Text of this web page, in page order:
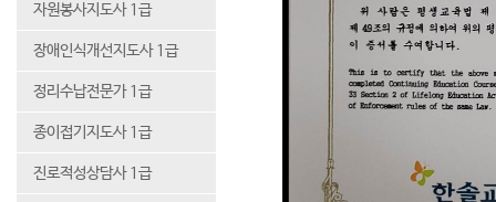
자원봉사지도사 1급
장애인식개선지도사 1급
정리수납전문가 1급
종이접기지도사 1급
진로적성상담사 1급